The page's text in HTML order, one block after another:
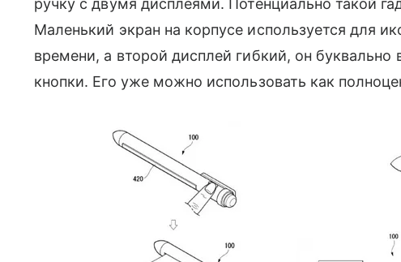
ручку с двумя дисплеями. Потенциально такой
Маленький экран на корпусе используется для
времени, а второй дисплей гибкий, он
кнопки. Его уже можно использовать как